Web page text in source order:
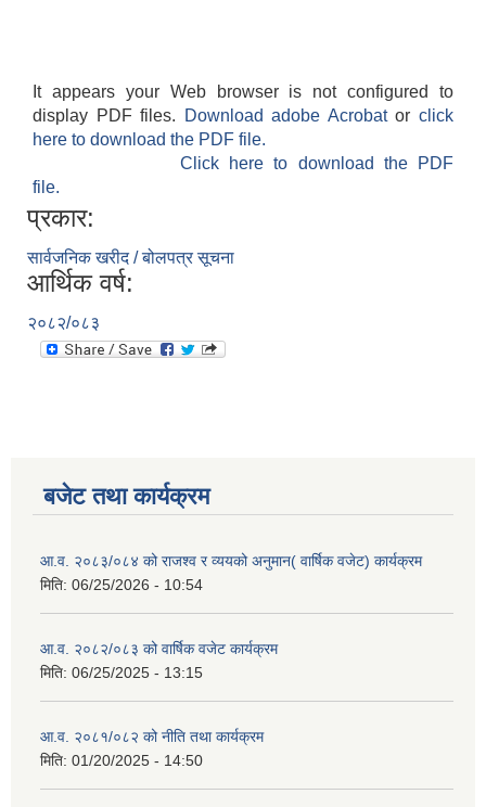
It appears your Web browser is not configured to
display PDF files.
Download adobe Acrobatorclick
here to download the PDF file.
Click here to download the PDF
file.
प्रकार:
सार्वजनिक खरीद / बोलपत्र सूचना
आर्थिक वर्ष:
२०८२/०८३
बजेट तथा कार्यक्रम
आ.व. २०८३/०८४ को राजश्व र व्ययको अनुमान( वार्षिक वजेट) कार्यक्रम
मिति: 06/25/2026 - 10:54
आ.व. २०८२/०८३ को वार्षिक वजेट कार्यक्रम
मिति: 06/25/2025 - 13:15
आ.व. २०८१/०८२ को नीति तथा कार्यक्रम
मिति: 01/20/2025 - 14:50